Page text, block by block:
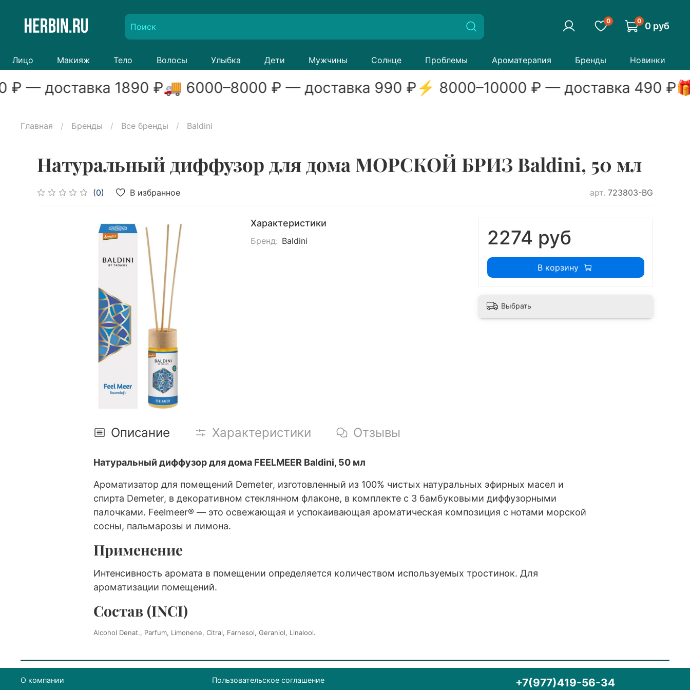
0 0 0 руб
Лицо Макияж Тело Волосы Улыбка Дети Мужчины Солнце Проблемы Ароматерапия Бренды Новинки
₽ — доставка 1890₽🚚 6000–8000₽ — доставка 990₽⚡ 8000–10000₽ — доставка 490₽
Главная Бренды Все бренды Baldini
Натуральный диффузор для дома МОРСКОЙ БРИЗ Baldini, 50 мл
(0) В избранное арт. 723803-BG
Характеристики
Бренд: Baldini 2274 руб
В корзину
Выбрать
Описание Характеристики Отзывы
Натуральный диффузор для дома FEELMEER Baldini, 50 мл
Ароматизатор для помещений Demeter, изготовленный из 100% чистых натуральных эфирных масел и
спирта Demeter, в декоративном стеклянном флаконе, в комплекте с 3 бамбуковыми диффузорными
палочками. Feelmeer® — это освежающая и успокаивающая ароматическая композиция с нотами морской
сосны, пальмарозы и лимона.
Применение
Интенсивность аромата в помещении определяется количеством используемых тростинок. Для
ароматизации помещений.
Состав (INCI)
Alcohol Denat., Parfum, Limonene, Citral, Farnesol, Geraniol, Linalool.
О компании Пользовательское соглашение +7(977)419-56-34